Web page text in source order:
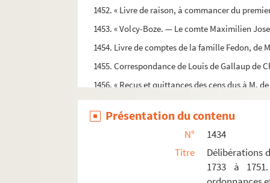
1452. « Livre de raison, à commancer du
1453. « Volcy-Boze. — Le comte Maximilien
1454. Livre de comptes de la famille Fedon,
1455. Correspondance de Louis de Gallaup de
1456. « Reçus et quittances des cens dus à M.
1457. « Testamentum nobilis Jacobi de
1458. Registre de reconnaissances passées
1459. « Nomination de Fr. Clément-Jérôme-
1460. Rouleau de reconnaissances passées
1461. Livre de raison de François Sourd
Présentation du contenu
N°
1434
Titre
Délibérations
1733 à